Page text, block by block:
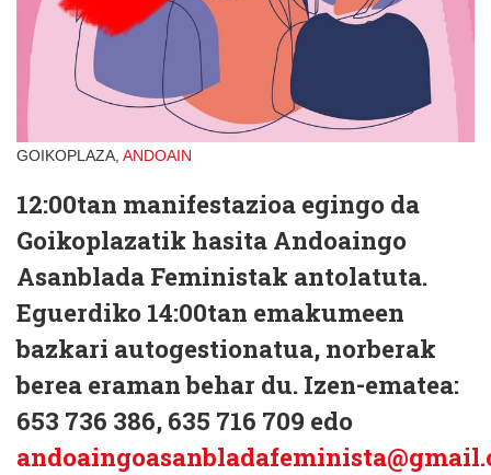
GOIKOPLAZA, ANDOAIN
12:00tan manifestazioa egingo da
Goikoplazatik hasita Andoaingo
Asanblada Feministak antolatuta.
Eguerdiko 14:00tan emakumeen
bazkari autogestionatua, norberak
berea eraman behar du. Izen-ematea:
653 736 386, 635 716 709 edo